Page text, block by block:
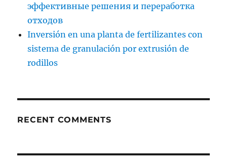
эффективные решения и переработка
отходов
Inversión en una planta de fertilizantes con
sistema de granulación por extrusión de
rodillos
RECENT COMMENTS